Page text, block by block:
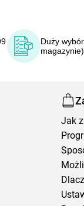
Duży
magazynie)
Jak